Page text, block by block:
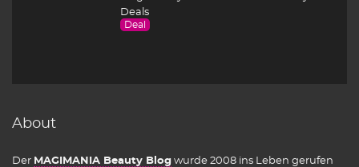
Deals
Deal
About
Der MAGIMANIA Beauty Blog wurde 2008 ins Leben gerufen